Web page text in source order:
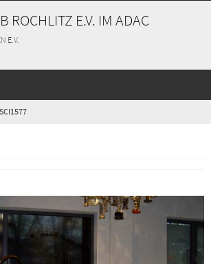
ROCHLITZ E.V. IM ADAC
E.V.